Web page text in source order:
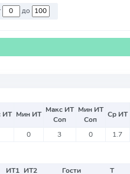
от до
ИТ Мин ИТ Макс ИТ
Соп
Мин ИТ
Соп
Ср ИТ
0 3 0 1.7
ИТ1 ИТ2 Гости Т